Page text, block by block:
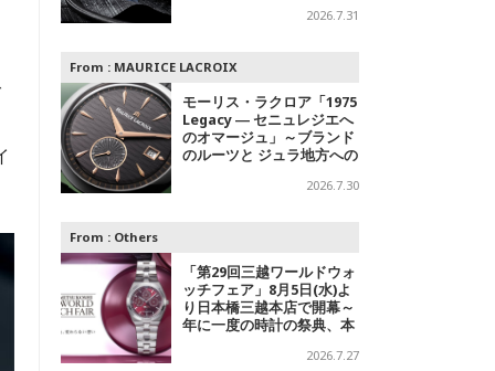
2026.7.31
From : MAURICE LACROIX
モーリス・ラクロア「1975
Legacy ― セニュレジエへ
のオマージュ」～ブランド
のルーツと ジュラ地方への
2026.7.30
From : Others
「第29回三越ワールドウォ
ッチフェア」8月5日(水)よ
り日本橋三越本店で開幕～
年に一度の時計の祭典、本
ャルエキシビジョンも2026.7.27